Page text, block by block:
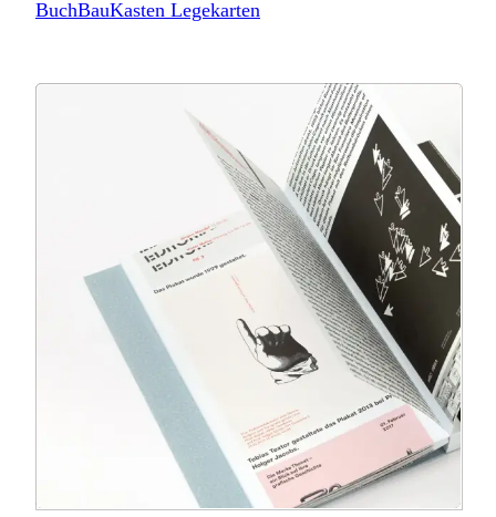
BuchBauKasten Legekarten